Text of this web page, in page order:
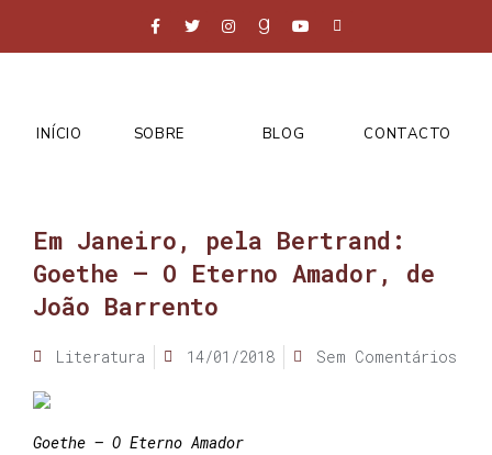
INÍCIO SOBRE BLOG CONTACTO
Em Janeiro, pela Bertrand:
Goethe – O Eterno Amador, de
João Barrento
Literatura 14/01/2018 Sem Comentários
Goethe – O Eterno Amador